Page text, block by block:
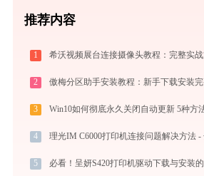
推荐内容
1 希沃视频展台连接摄像头教程：完整实
2 傲梅分区助手安装教程：新手下载安装
3
4 理光IM C6000打印机连接问题解决方法 -
5 必看！呈妍S420打印机驱动下载与安装